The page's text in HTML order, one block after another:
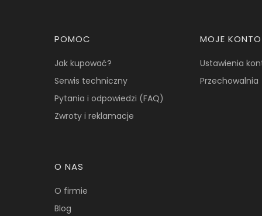
Linki w stopce
POMOC
Jak kupować?
Serwis techniczny
Pytania i odpowiedzi (FAQ)
Zwroty i reklamacje
MOJE KONTO
Ustawienia
Przechowalnia
O NAS
O firmie
Blog